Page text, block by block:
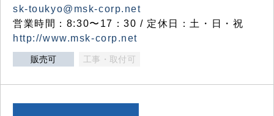
sk-toukyo@msk-corp.net
営業時間：8:30〜17：30 / 定休日：土・日・祝
http://www.msk-corp.net
販売可 工事・取付可